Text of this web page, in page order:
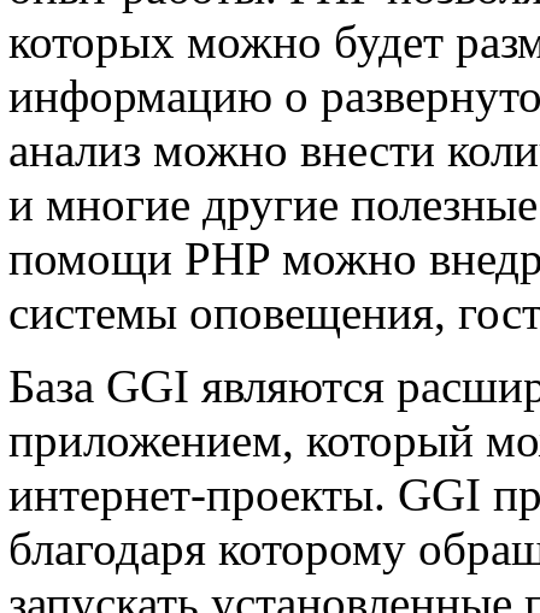
которых можно будет
информацию о
анализ можно внести
и многие другие
помощи PHP можно
системы оповещения,
База GGI являются
приложением, который
интернет-проекты. GGI
благодаря которому
запускать